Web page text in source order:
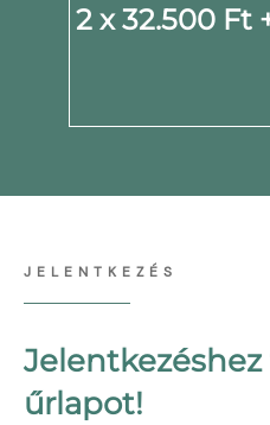
2 x 32.500 Ft
JELENTKEZÉS
űrlapot!